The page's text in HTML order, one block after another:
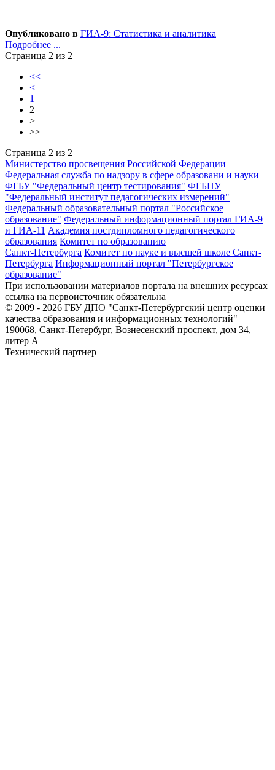
Опубликовано в ГИА-9: Статистика и аналитика
Подробнее ...
Страница 2 из 2
<<
<
1
2
>
>>
Страница 2 из 2
Министерство просвещения Российской Федерации
Федеральная служба по надзору в сфере образовани и науки
ФГБУ "Федеральный центр тестирования" ФГБНУ
"Федеральный институт педагогических измерений"
Федеральный образовательный портал "Российское
образование" Федеральный информационный портал ГИА-9
и ГИА-11 Академия постдипломного педагогического
образования Комитет по образованию
Санкт-Петербурга Комитет по науке и высшей школе Санкт-
Петербурга Информационный портал "Петербургское
образование"
При использовании материалов портала на внешних ресурсах
ссылка на первоисточник обязательна
© 2009 - 2026 ГБУ ДПО "Санкт-Петербургский центр оценки
качества образования и информационных технологий"
190068, Санкт-Петербург, Вознесенский проспект, дом 34,
литер А
Технический партнер